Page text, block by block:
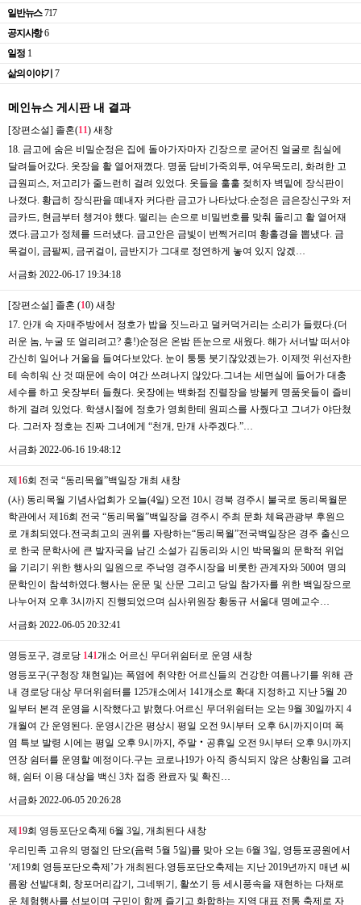
일반뉴스 717
공지사항 6
일정 1
삶의 이야기 7
메인뉴스 게시판 내 결과
[장편소설] 졸혼(11) 새창
18. 금고에 숨은 비밀순정은 집에 돌아가자마자 긴장으로 굳어진 얼굴로 침실에
달려들어갔다. 옷장을 활 열어재꼈다. 명품 담비가죽외투, 여우목도리, 화려한 고
급원피스, 저고리가 줄느런히 걸려 있었다. 옷들을 훌훌 젖히자 벽밑에 장식판이
나졌다. 황급히 장식판을 떼내자 커다란 금고가 나타났다.순정은 금은장신구와 저
금카드, 현금부터 챙겨야 했다. 떨리는 손으로 비밀번호를 맞춰 돌리고 활 열어재
꼈다.금고가 정체를 드러냈다. 금고안은 금빛이 번쩍거리며 황홀경을 뽑냈다. 금
목걸이, 금팔찌, 금귀걸이, 금반지가 그대로 정연하게 놓여 있지 않겠…
서금화 2022-06-17 19:34:18
[장편소설] 졸혼 (10) 새창
17. 안개 속 자매주방에서 정호가 밥을 짓느라고 덜커덕거리는 소리가 들렸다.(더
러운 놈, 누굴 또 얼리려고? 흥!)순정은 온밤 뜬눈으로 새웠다. 해가 서너발 떠서야
간신히 일어나 거울을 들여다보았다. 눈이 퉁퉁 붓기잖았겠는가. 이제껏 위선자한
테 속히워 산 것 때문에 속이 여간 쓰려나지 않았다.그녀는 세면실에 들어가 대충
세수를 하고 옷장부터 들췄다. 옷장에는 백화점 진렬장을 방불케 명품옷들이 즐비
하게 걸려 있었다. 학생시절에 정호가 영희한테 원피스를 사줬다고 그녀가 야단쳤
다. 그러자 정호는 진짜 그녀에게 “천개, 만개 사주겠다.”…
서금화 2022-06-16 19:48:12
제 16회 전국 “동리목월”백일장 개최 새창
(사) 동리목월 기념사업회가 오늘(4일) 오전 10시 경북 경주시 불국로 동리목월문
학관에서 제16회 전국 “동리목월”백일장을 경주시 주최 문화 체육관광부 후원으
로 개최되였다.전국최고의 권위를 자랑하는“동리목월”전국백일장은 경주 출신으
로 한국 문학사에 큰 발자국을 남긴 소설가 김동리와 시인 박목월의 문학적 위업
을 기리기 위한 행사의 일원으로 주낙영 경주시장을 비롯한 관계자와 500여 명의
문학인이 참석하였다.행사는 운문 및 산문 그리고 당일 참가자를 위한 백일장으로
나누어져 오후 3시까지 진행되었으며 심사위원장 황동규 서울대 명예교수…
서금화 2022-06-05 20:32:41
영등포구, 경로당 141개소 어르신 무더위쉼터로 운영 새창
영등포구(구청장 채현일)는 폭염에 취약한 어르신들의 건강한 여름나기를 위해 관
내 경로당 대상 무더위쉼터를 125개소에서 141개소로 확대 지정하고 지난 5월 20
일부터 본격 운영을 시작했다고 밝혔다.어르신 무더위쉼터는 오는 9월 30일까지 4
개월여 간 운영된다. 운영시간은 평상시 평일 오전 9시부터 오후 6시까지이며 폭
염 특보 발령 시에는 평일 오후 9시까지, 주말‧공휴일 오전 9시부터 오후 9시까지
연장 쉼터를 운영할 예정이다.구는 코로나19가 아직 종식되지 않은 상황임을 고려
해, 쉼터 이용 대상을 백신 3차 접종 완료자 및 확진…
서금화 2022-06-05 20:26:28
제 19회 영등포단오축제 6월 3일, 개최된다 새창
우리민족 고유의 명절인 단오(음력 5월 5일)를 맞아 오는 6월 3일, 영등포공원에서
‘제19회 영등포단오축제’가 개최된다.영등포단오축제는 지난 2019년까지 매년 씨
름왕 선발대회, 창포머리감기, 그네뛰기, 활쏘기 등 세시풍속을 재현하는 다채로
운 체험행사를 선보이며 구민이 함께 즐기고 화합하는 지역 대표 전통 축제로 자